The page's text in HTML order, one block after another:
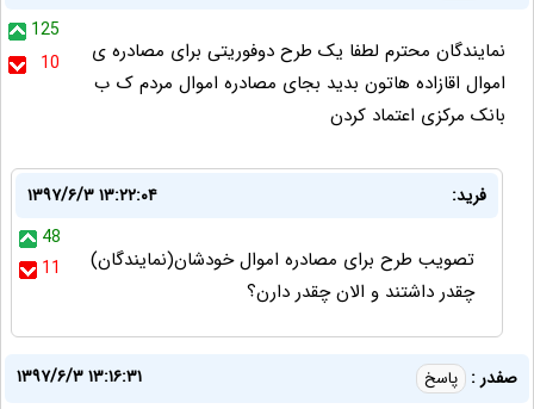
125
10
نمایندگان محترم لطفا یک طرح دوفوریتی برای مصادره ی
اموال اقازاده هاتون بدید بجای مصادره اموال مردم ک ب
بانک مرکزی اعتماد کردن
فرید:
۱۳۹۷/۶/۳ ۱۳:۲۲:۰۴
48
11
تصویب طرح برای مصادره اموال خودشان(نمایندگان)
چقدر داشتند و الان چقدر دارن؟
صفدر : پاسخ
۱۳۹۷/۶/۳ ۱۳:۱۶:۳۱